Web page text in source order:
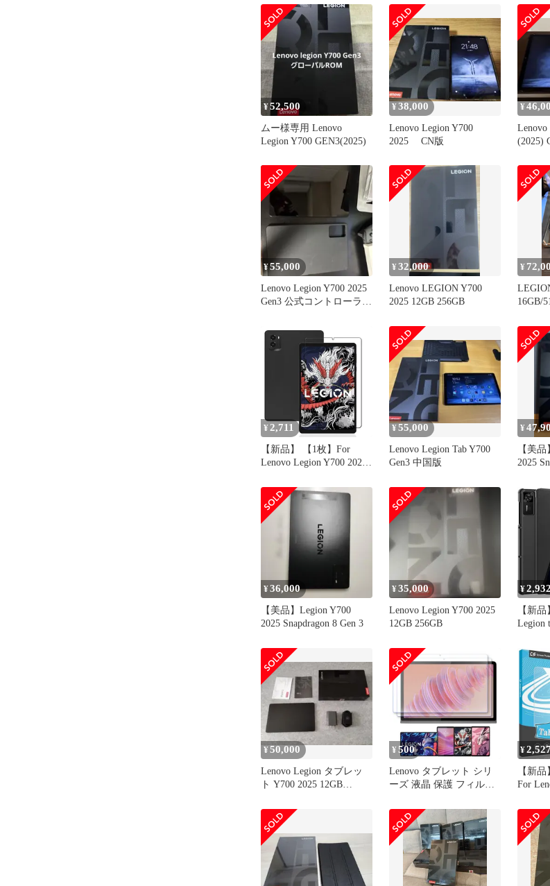
ラスフィルム 8.8インチ
保護フィルム 防水 耐油
貼り付け簡単 指紋防止
9H硬度 超薄 画面保護
For Lenovo Legion tab Y70
¥52,500
ムー様専用 Lenovo
Legion Y700 GEN3(2025)
¥38,000
Lenovo Legion Y700
2025 CN版
¥
(2025)
¥55,000
Lenovo Legion Y700 2025
Gen3 公式コントローラー
¥32,000
Lenovo LEGION Y700
2025 12GB 256GB
¥
16GB/
¥ 2,711
【新品】 【1枚】For
Lenovo Legion Y700 2025
Lenovo Legion Y700 2025
用 フィルム 8.8インチ 保
護フィルム 防水 耐油 指
紋防止 9H硬度 超薄 画面
保護 For Lenovo
¥55,000
Lenovo Legion Tab Y700
Gen3 中国版
¥
【美
2025
¥36,000
【美品】Legion Y700
2025 Snapdragon 8 Gen 3
¥35,000
Lenovo Legion Y700 2025
12GB 256GB
¥2,932
【新
Legion
ス カ
撃 落
¥50,000
Lenovo Legion タブレッ
ト Y700 2025 12GB
¥ 500
Lenovo タブレット シリ
ーズ 液晶 保護 フィルム
カット TPU 互換 多機種
Tab Plus One Legion Y900
Y700 対応 画面 シート シ
ール 撥水 キズ 汚れ 防止
衝撃吸収
¥2,527
【新品
For
3)/
mini
ィル
ム For